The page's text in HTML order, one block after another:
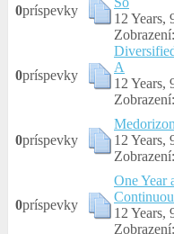
0príspevky
12 Years,
0príspevky
A
12 Years,
0príspevky
12 Years,
0príspevky
One Year
12 Years,